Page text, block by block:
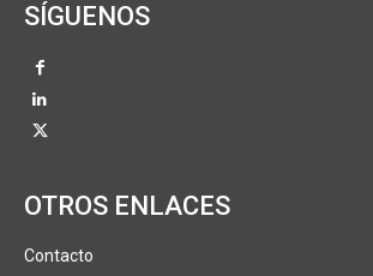
SÍGUENOS
OTROS ENLACES
Contacto